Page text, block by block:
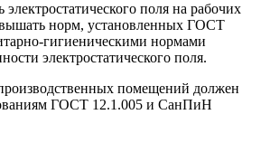
поля на рабочих
норм, установленных ГОСТ
гигиеническими нормами
электростатического поля.
помещений должен
ГОСТ 12.1.005 и СанПиН